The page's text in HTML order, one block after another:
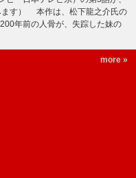
ます） 本作は、松下龍之介氏の
年前の人骨が、失踪した妹の
more »